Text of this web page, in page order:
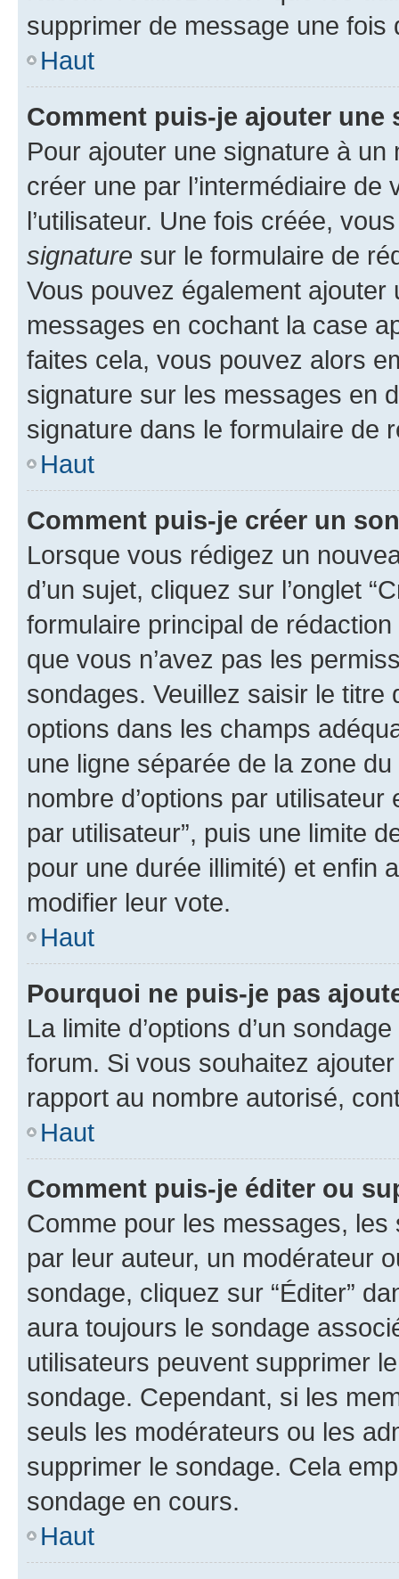
supprimer de message une fois
Haut
Comment puis-je ajouter une
Pour ajouter une signature à un
créer une par l’intermédiaire
l’utilisateur. Une fois créée,
signature sur le formulaire de
Vous pouvez également
messages en cochant la case
faites cela, vous pouvez alors
signature sur les messages en
signature dans le formulaire de
Haut
Comment puis-je créer un
Lorsque vous rédigez un
d’un sujet, cliquez sur l’onglet
formulaire principal de
que vous n’avez pas les
sondages. Veuillez saisir le
options dans les champs
une ligne séparée de la zone
nombre d’options par
par utilisateur”, puis une limite
pour une durée illimité) et enfin
modifier leur vote.
Haut
Pourquoi ne puis-je pas
La limite d’options d’un
forum. Si vous souhaitez
rapport au nombre autorisé,
Haut
Comment puis-je éditer ou
Comme pour les messages,
par leur auteur, un modérateur
sondage, cliquez sur “Éditer”
aura toujours le sondage
utilisateurs peuvent supprimer
sondage. Cependant, si les
seuls les modérateurs ou les
supprimer le sondage. Cela
sondage en cours.
Haut